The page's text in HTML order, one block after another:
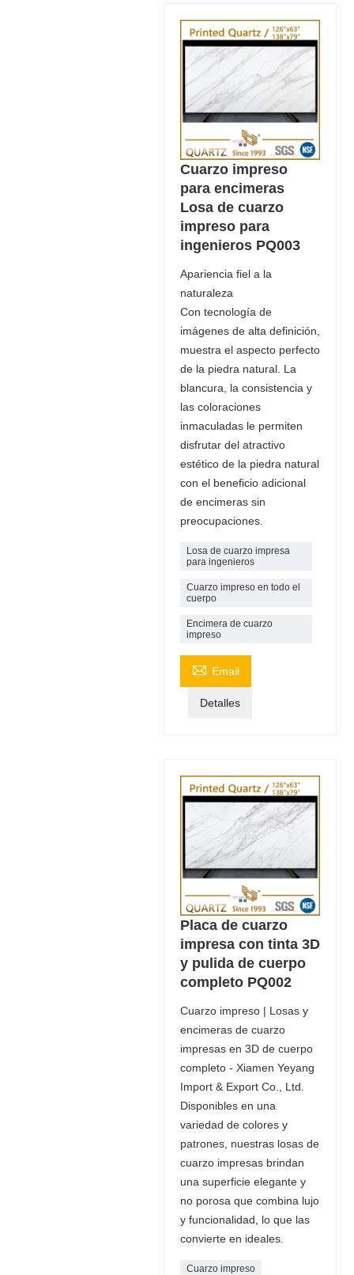
Cuarzo impreso
para encimeras
Losa de cuarzo
impreso para
ingenieros PQ003
Apariencia fiel a la
naturaleza
Con tecnología de
imágenes de alta definición,
muestra el aspecto perfecto
de la piedra natural. La
blancura, la consistencia y
las coloraciones
inmaculadas le permiten
disfrutar del atractivo
estético de la piedra natural
con el beneficio adicional
de encimeras sin
preocupaciones.
Losa de cuarzo impresa
para ingenieros
Cuarzo impreso en todo el
cuerpo
Encimera de cuarzo
impreso
 Email
Detalles
Placa de cuarzo
impresa con tinta 3D
y pulida de cuerpo
completo PQ002
Cuarzo impreso | Losas y
encimeras de cuarzo
impresas en 3D de cuerpo
completo - Xiamen Yeyang
Import & Export Co., Ltd.
Disponibles en una
variedad de colores y
patrones, nuestras losas de
cuarzo impresas brindan
una superficie elegante y
no porosa que combina lujo
y funcionalidad, lo que las
convierte en ideales.
Cuarzo impreso